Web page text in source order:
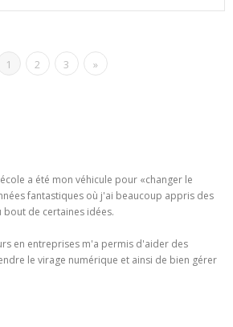
1 2 3 »
a été mon véhicule pour «changer le
fantastiques où j'ai beaucoup appris des
bout de certaines idées.
en entreprises m'a permis d'aider des
le virage numérique et ainsi de bien gérer